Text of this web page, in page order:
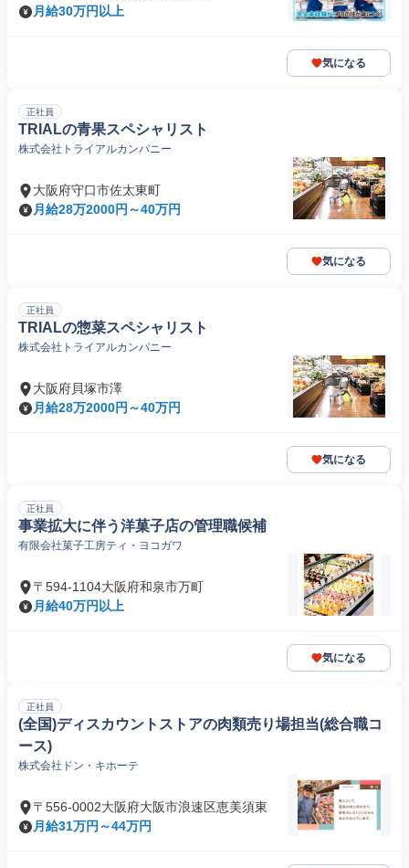
月給30万円以上
気になる
正社員
TRIALの青果スペシャリスト
株式会社トライアルカンパニー
大阪府守口市佐太東町
月給28万2000円～40万円
気になる
正社員
TRIALの惣菜スペシャリスト
株式会社トライアルカンパニー
大阪府貝塚市澤
月給28万2000円～40万円
気になる
正社員
事業拡大に伴う洋菓子店の管理職候補
有限会社菓子工房ティ・ヨコガワ
〒594-1104大阪府和泉市万町
月給40万円以上
気になる
正社員
(全国)ディスカウントストアの肉類売り場担当(総合職コ
ース)
株式会社ドン・キホーテ
〒556-0002大阪府大阪市浪速区恵美須東
月給31万円～44万円